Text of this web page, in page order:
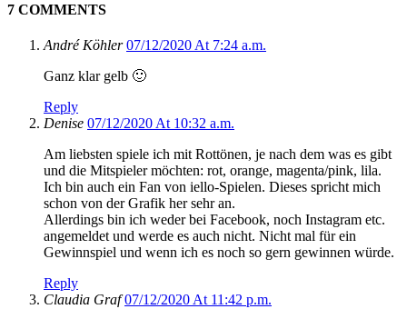
7 COMMENTS
André Köhler 07/12/2020 At 7:24 a.m.
Ganz klar gelb 🙂
Reply
Denise 07/12/2020 At 10:32 a.m.
Am liebsten spiele ich mit Rottönen, je nach dem was es gibt
und die Mitspieler möchten: rot, orange, magenta/pink, lila.
Ich bin auch ein Fan von iello-Spielen. Dieses spricht mich
schon von der Grafik her sehr an.
Allerdings bin ich weder bei Facebook, noch Instagram etc.
angemeldet und werde es auch nicht. Nicht mal für ein
Gewinnspiel und wenn ich es noch so gern gewinnen würde.
Reply
Claudia Graf 07/12/2020 At 11:42 p.m.